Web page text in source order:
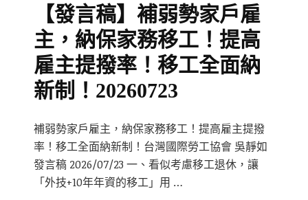
【發言稿】補弱勢家戶雇
主，納保家務移工！提高
雇主提撥率！移工全面納
新制！20260723
補弱勢家戶雇主，納保家務移工！提高雇主提撥
率！移工全面納新制！台灣國際勞工協會 吳靜如
發言稿 2026/07/23 一、看似考慮移工退休，讓
「外技+10年年資的移工」用 …